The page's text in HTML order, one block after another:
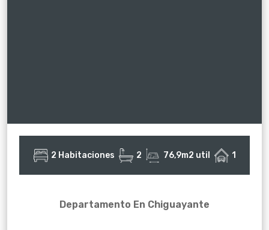
2 Habitaciones 2 76,9m2 util 1
Departamento En Chiguayante